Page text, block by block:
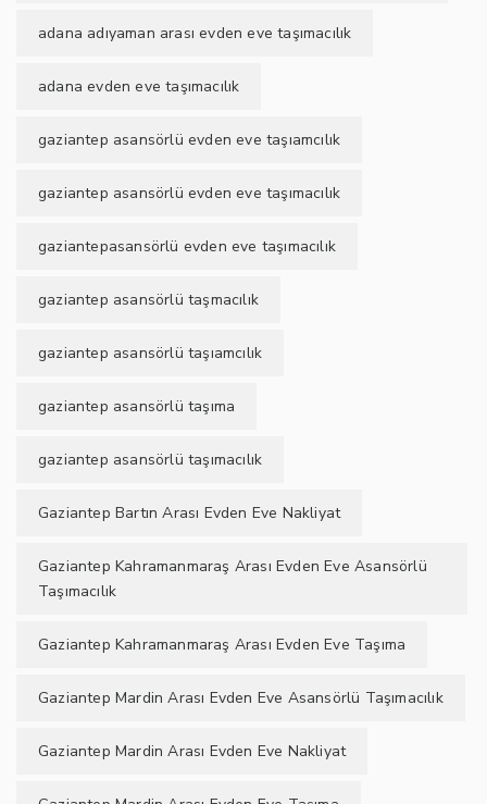
adana adıyaman arası evden eve taşımacılık
adana evden eve taşımacılık
gaziantep asansörlü evden eve taşıamcılık
gaziantep asansörlü evden eve taşımacılık
gaziantepasansörlü evden eve taşımacılık
gaziantep asansörlü taşmacılık
gaziantep asansörlü taşıamcılık
gaziantep asansörlü taşıma
gaziantep asansörlü taşımacılık
Gaziantep Bartın Arası Evden Eve Nakliyat
Gaziantep Kahramanmaraş Arası Evden Eve Asansörlü
Taşımacılık
Gaziantep Kahramanmaraş Arası Evden Eve Taşıma
Gaziantep Mardin Arası Evden Eve Asansörlü Taşımacılık
Gaziantep Mardin Arası Evden Eve Nakliyat